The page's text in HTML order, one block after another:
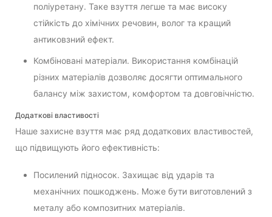
поліуретану. Таке взуття легше та має високу
стійкість до хімічних речовин, волог та кращий
антиковзний ефект.
Комбіновані матеріали. Використання комбінацій
різних матеріалів дозволяє досягти оптимального
балансу між захистом, комфортом та довговічністю.
Додаткові властивості
Наше захисне взуття має ряд додаткових властивостей,
що підвищують його ефективність:
Посилений підносок. Захищає від ударів та
механічних пошкоджень. Може бути виготовлений з
металу або композитних матеріалів.